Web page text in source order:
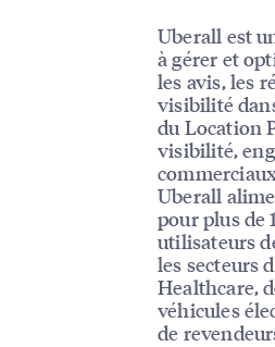
Uberall est
à gérer et
les avis, les
visibilité
du Location
visibilité,
Uberall
pour plus de
utilisateurs
les secteurs
Healthcare,
véhicules
de